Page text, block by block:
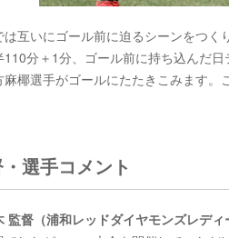
は互いにゴール前に迫るシーンをつ
110分＋1分、ゴール前に持ち込んだ
麻椰選手がゴールにたたきこみます
選手コメント
監督（浦和レッドダイヤモンズレディ